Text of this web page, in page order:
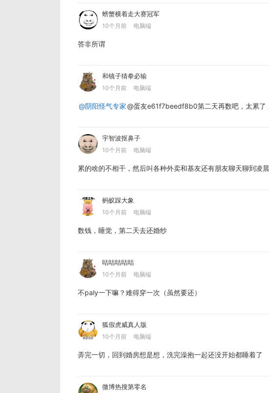
螃蟹横着走大赛冠军
10个月前 电脑端
答非所谓
和镜子猜拳必输
10个月前 电脑端
@阴阳怪气专家@蛋友e61f7beedf8b0第二天再数吧，太累了
宇智波抠鼻子
10个月前 电脑端
累的啥的不相干，然后叫各种外卖和基友还有朋友聊天聊到凌
蚂蚁踩大象
10个月前 电脑端
数钱，睡觉，第二天去还婚纱
咕咕咕咕咕
10个月前 电脑端
不paly一下嘛？难得穿一次（虽然要还）
狐假虎威真人版
10个月前 电脑端
弄完一切，回到婚房想是想，洗完澡抱一起还没开始都睡着了
微博热搜第零名